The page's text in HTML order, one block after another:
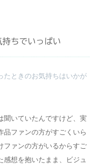
ちでいっぱい
ときのお気持ちはいかが
聞いていたんですけど、実
ファンの方がすごくいら
ファンの方がいるからすご
感想を抱いたまま、ビジュ